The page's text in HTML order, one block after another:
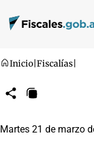
Inicio Fiscalías
CompartirCopiar
Martes 21 de marzo